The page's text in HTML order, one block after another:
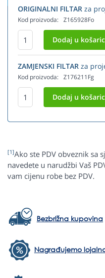
ORIGINALNI FILTAR za
Kod proizvoda: Z165928Fo
ZAMJENSKI FILTAR za
Kod proizvoda: Z176211Fg
[1]Ako ste PDV obveznik sa
navedete u narudžbi Vaš
vam cijenu robe bez PDV.
Bezbrižna kupovina
Nagrađujemo